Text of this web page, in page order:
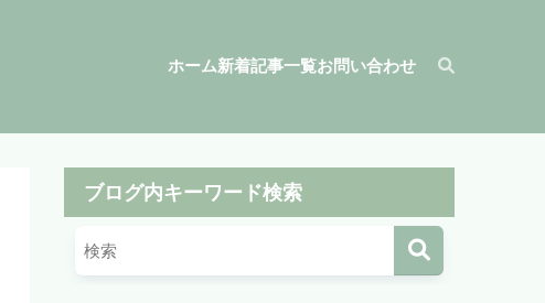
ホーム新着記事一覧お問い合わせ
ブログ内キーワード検索